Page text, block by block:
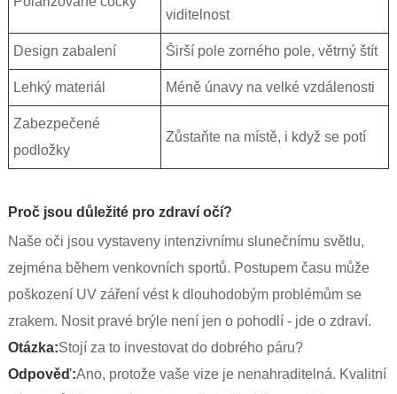
viditelnost
Design zabalení Širší pole zorného pole, větrný štít
Lehký materiál Méně únavy na velké vzdálenosti
Zabezpečené
podložky
Zůstaňte na místě, i když se potí
Proč jsou důležité pro zdraví očí?
Naše oči jsou vystaveny intenzivnímu slunečnímu světlu,
zejména během venkovních sportů. Postupem času může
poškození UV záření vést k dlouhodobým problémům se
zrakem. Nosit pravé brýle není jen o pohodlí - jde o zdraví.
Otázka:Stojí za to investovat do dobrého páru?
Odpověď:Ano, protože vaše vize je nenahraditelná. Kvalitní